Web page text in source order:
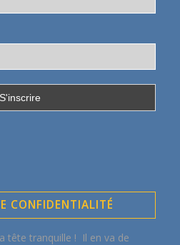
CONFIDENTIALITÉ
tête tranquille ! Il en va de